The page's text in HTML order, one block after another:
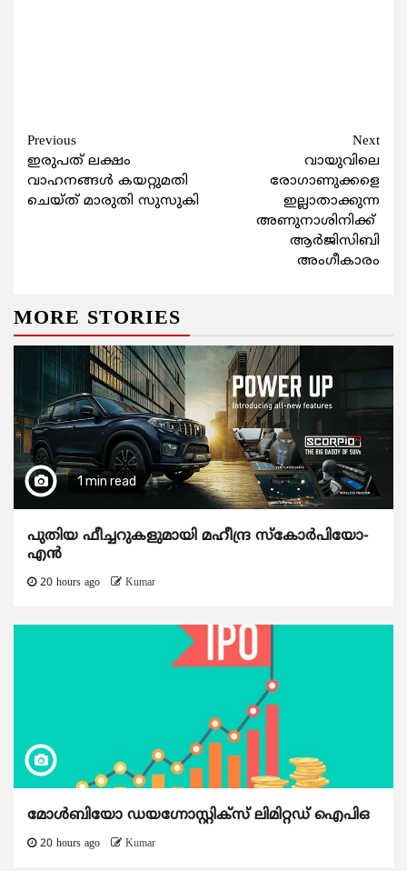
Continue
Reading
Previous
ഇരുപത് ലക്ഷം
വാഹനങ്ങള്‍ കയറ്റുമതി
ചെയ്ത് മാരുതി സുസുകി
Next
വായുവിലെ
രോഗാണുക്കളെ
ഇല്ലാതാക്കുന്ന
അണുനാശിനിക്ക്‌
ആര്‍ജിസിബി
അംഗീകാരം
MORE STORIES
1 min read
പുതിയ ഫീച്ചറുകളുമായി മഹീന്ദ്ര സ്കോർപിയോ-
എൻ
20 hours ago Kumar
മോൾബിയോ ഡയഗ്നോസ്റ്റിക്സ് ലിമിറ്റഡ് ഐപിഒ
20 hours ago Kumar